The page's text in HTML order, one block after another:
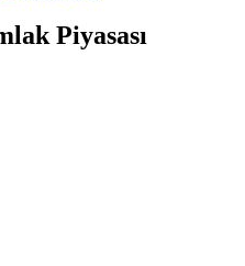
Piyasası